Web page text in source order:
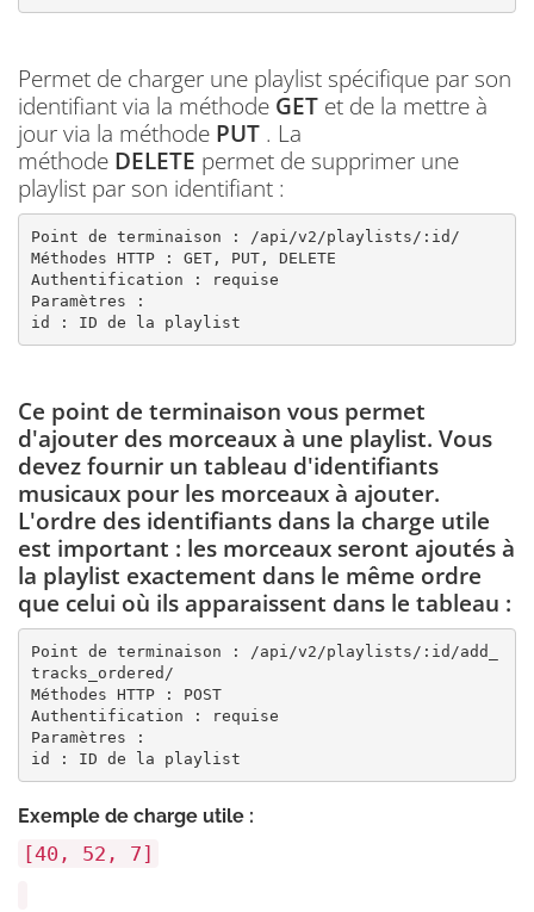
Permet de charger une playlist spécifique par son
identifiant via la méthode GET et de la mettre à
jour via la méthode PUT . La
méthode DELETE permet de supprimer une
playlist par son identifiant :
Point de terminaison : /api/v2/playlists/:id/
Méthodes HTTP : GET, PUT, DELETE
Authentification : requise
Paramètres :
id : ID de la playlist
Ce point de terminaison vous permet
d'ajouter des morceaux à une playlist. Vous
devez fournir un tableau d'identifiants
musicaux pour les morceaux à ajouter.
L'ordre des identifiants dans la charge utile
est important : les morceaux seront ajoutés à
la playlist exactement dans le même ordre
que celui où ils apparaissent dans le tableau :
Point de terminaison : /api/v2/playlists/:id/add_
tracks_ordered/
Méthodes HTTP : POST
Authentification : requise
Paramètres :
id : ID de la playlist
Exemple de charge utile :
[40, 52, 7]